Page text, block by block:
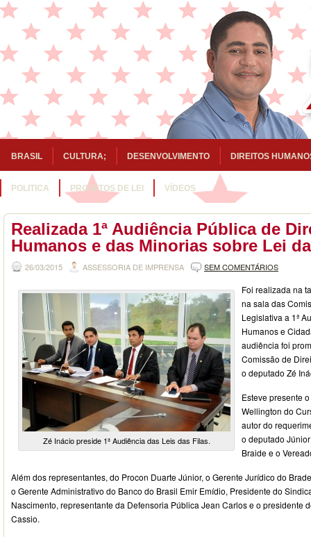
BRASIL CULTURA; DESENVOLVIMENTO DIREITOS
POLITICA PROJETOS DE LEI VÍDEOS
Realizada 1ª Audiência Pública de
Humanos e das Minorias sobre Lei
26/03/2015 ASSESSORIA DE IMPRENSA SEM COMENTÁRIOS
Zé Inácio preside 1ª Audiência das Leis das Filas.
Foi realizada na
na sala das
Legislativa a 1ª
Humanos e
audiência foi
Comissão de
o deputado Zé
Esteve presente
Wellington do
autor do
o deputado
Braide e o
Além dos representantes, do Procon Duarte Júnior, o Gerente Jurídico do
o Gerente Administrativo do Banco do Brasil Emir Emídio, Presidente do
Nascimento, representante da Defensoria Pública Jean Carlos e o presidente
Cassio.